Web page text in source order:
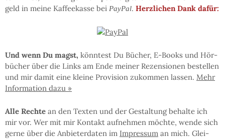
geld in mei­ne Kaf­fee­kas­se bei PayPal. Herz­li­chen Dank dafür:
Und wenn Du magst, könn­test Du Bü­cher, E-Books und Hör­
bü­cher über die Links am En­de mei­ner Re­zen­sio­nen be­stel­len
und mir da­mit eine klei­ne Pro­vi­sion zu­kom­men las­sen. Mehr
In­for­ma­tion da­zu »
Al­le Rech­te an den Tex­ten und der Ge­stal­tung be­hal­te ich
mir vor. Wer mit mir Kon­takt auf­neh­men möchte, wen­de sich
ger­ne über die An­bie­ter­da­ten im Im­pres­sum an mich. Glei­